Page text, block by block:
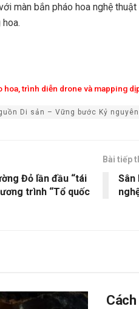
màn bắn pháo hoa nghệ
hoa, trình diễn drone và mapping
Di sản – Vững bước Kỷ
Đỏ lần đầu “tái
trình “Tổ quốc
Bài tiếp
Sân